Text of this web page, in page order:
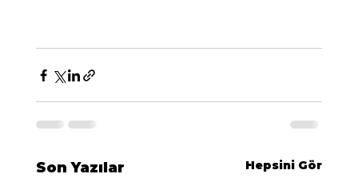
Son Yazılar Hepsini Gör